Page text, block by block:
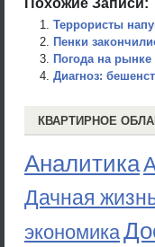
Террористы
Пенки
Погода на рынке
Диагноз:
КВАРТИРНОЕ
Аналитика
Дачная
экономика